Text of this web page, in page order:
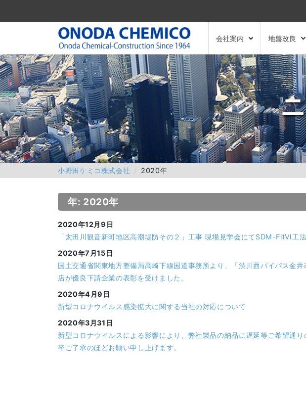
会社案内 地盤改良
小野田ケミコ株式会社 2020年
年: 2020年
2020年12月9日
「太田川観音新町地区高潮堤防その２」工事 現場見学会にてSDM-FitⅥ工
2020年7月15日
国土交通省関東地方整備局高崎下線国道事務所より、「渋川西バイパス金
店が優良下請企業の表彰を受けました。
2020年4月9日
新型コロナウイルス感染拡大に関する当社の対応について
2020年3月31日
新型コロナウイルスによる影響により、弊社製品の納品に遅延等ご希望通
卒ご了承のほどお願い申し上げます。